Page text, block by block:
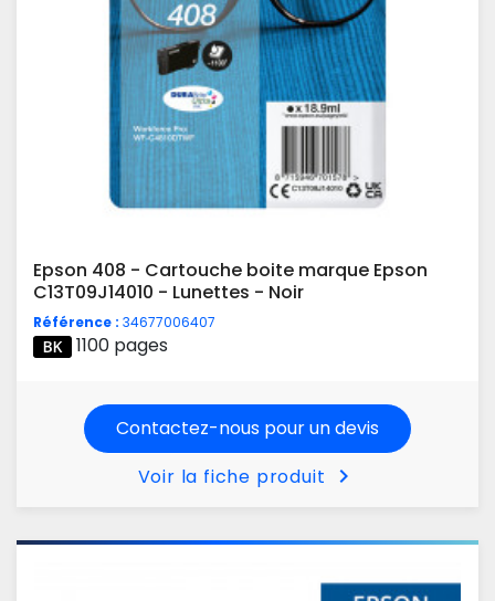
Epson 408 - Cartouche boite marque Epson
C13T09J14010 - Lunettes - Noir
Référence : 34677006407
1100 pages
Contactez-nous pour un devis
Voir la fiche produit
chevron_right